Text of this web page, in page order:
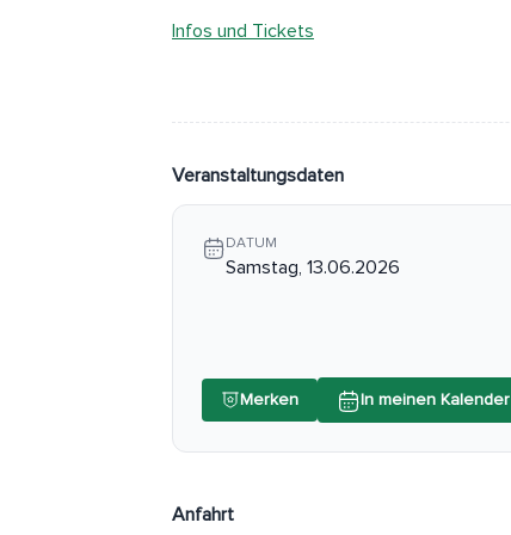
Infos und Tickets
Veranstaltungsdaten
DATUM
Samstag, 13.06.2026
Merken In meinen Kalender
Anfahrt